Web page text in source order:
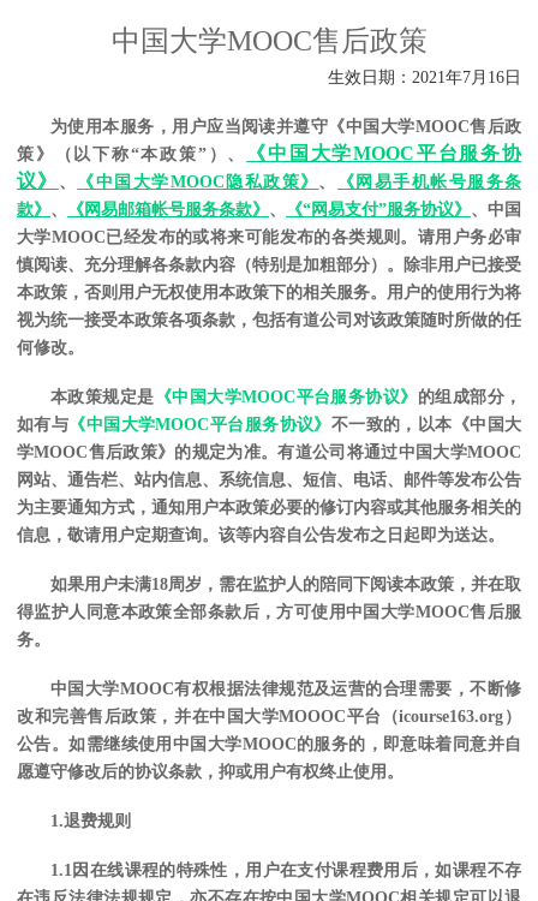
中国大学MOOC售后政策
生效日期： 2021年7月16日
为使用本服务，用户应当阅读并遵守《中国大学MOOC售后政
策》（以下称“本政策”）、
《中国大学MOOC平台服务协
议》
、 《中国大学MOOC隐私政策》 、
《网易手机帐号服务条
款》 、 《网易邮箱帐号服务条款》 、 《“网易支付”服务协议》 、 中国
大学MOOC已经发布的或将来可能发布的各类规则 。 请用户务必审
慎阅读、充分理解各条款内容（特别是加粗部分）。除非用户已接受
本政策，否则用户无权使用本政策下的相关服务。 用户的使用行为将
视为统一接受本政策各项条款，包括有道公司对该政策随时所做的任
何修改。
本政策规定是 《中国大学MOOC平台服务协议》 的组成部分，
如有与 《中国大学MOOC平台服务协议》 不一致的，以本《中国大
学MOOC售后政策》的规定为准。有道公司将通过中国大学MOOC
网站、通告栏、站内信息、系统信息、短信、电话、邮件等发布公告
为主要通知方式，通知用户本政策必要的修订内容或其他服务相关的
信息，敬请用户定期查询。该等内容自公告发布之日起即为送达。
如果用户未满18周岁，需在监护人的陪同下阅读本政策，并在取
得监护人同意本政策全部条款后，方可使用中国大学MOOC售后服
务。
中国大学MOOC有权根据法律规范及运营的合理需要，不断修
改和完善售后政策，并在中国大学MOOOC平台（icourse163.org）
公告。如需继续使用中国大学MOOC的服务的，即意味着同意并自
愿遵守修改后的协议条款，抑或用户有权终止使用。
1.退费规则
1.1因在线课程的特殊性，用户在支付课程费用后，如课程不存